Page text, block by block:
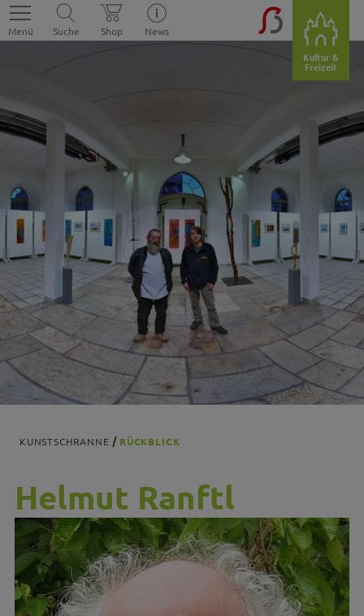
Menü Suche Shop
News
Kultur &
Freizeit
KUNSTSCHRANNE RÜCKBLICK
Helmut Ranftl